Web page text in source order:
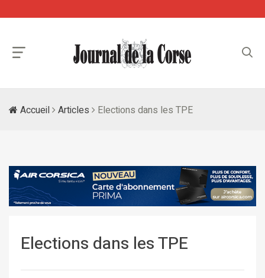
Accueil Articles Elections dans les TPE
Elections dans les TPE